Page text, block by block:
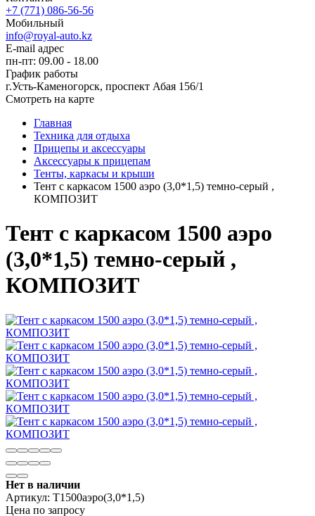
+7 (771) 086-56-56
Мобильный
info@royal-auto.kz
E-mail адрес
пн-пт: 09.00 - 18.00
График работы
г.Усть-Каменогорск, проспект Абая 156/1
Смотреть на карте
Главная
Техника для отдыха
Прицепы и аксессуары
Аксессуары к прицепам
Тенты, каркасы и крыши
Тент с каркасом 1500 аэро (3,0*1,5) темно-серый ,
КОМПОЗИТ
Тент с каркасом 1500 аэро
(3,0*1,5) темно-серый ,
КОМПОЗИТ
Нет в наличии
Артикул: Т1500аэро(3,0*1,5)
Цена по запросу